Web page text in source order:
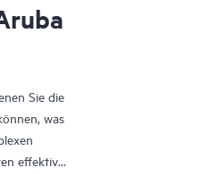
Sie die
was
effektiv